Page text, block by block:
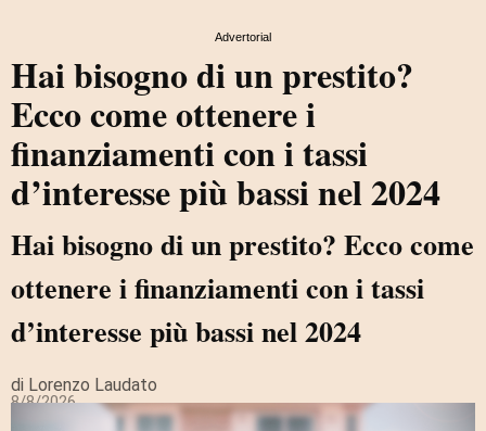
Advertorial
Hai bisogno di un prestito?
Ecco come ottenere i
finanziamenti con i tassi
d’interesse più bassi nel 2024​
Hai bisogno di un prestito? Ecco come
ottenere i finanziamenti con i tassi
d’interesse più bassi nel 2024
di Lorenzo Laudato
8/8/2026